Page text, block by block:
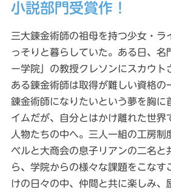
小説部門受賞作！
三大錬金術師の祖母を持つ少女・ラ
っそりと暮らしていた。ある日、名
ー学院」の教授クレソンにスカウト
ある錬金術師は取得が難しい資格の
錬金術師になりたいという夢を胸に
イムだが、自分とはかけ離れた世界
人物たちの中へ。三人一組の工房制
ベルと大商会の息子リアンの二名と
ら、学院からの様々な課題をこなす
けの日々の中、仲間と共に楽しみ、